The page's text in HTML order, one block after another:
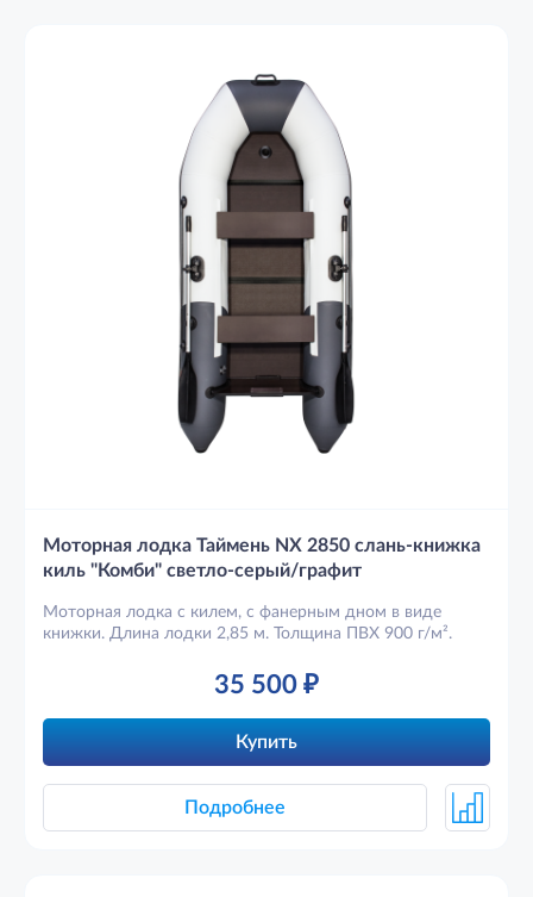
Моторная лодка Таймень NX 2850 слань-книжка
киль "Комби" светло-серый/графит
Моторная лодка с килем, с фанерным дном в виде
книжки. Длина лодки 2,85 м. Толщина ПВХ 900 г/м².
35 500 ₽
Купить
Подробнее